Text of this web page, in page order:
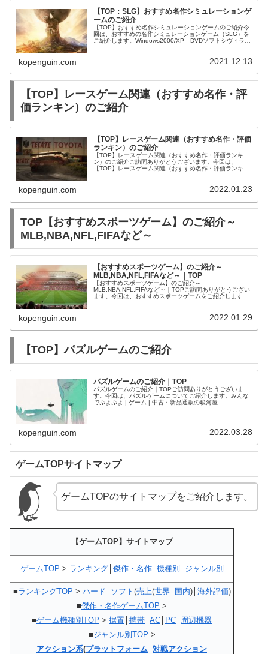
【TOP：SLG】おすすめ名作シミュレーションゲ
ームのご紹介
【TOP】おすすめ名作シミュレーションゲームのご紹介今
回は、おすすめの名作シミュレーションゲーム（SLG）を
ご紹介します。Windows2000/XP DVDソフトシヴィライ
kopenguin.com 2021.12.13
【TOP】レースゲーム関連（おすすめ名作・評
価ランキン）のご紹介
【TOP】レースゲーム関連（おすすめ名作・評価
ランキン）のご紹介
【TOP】レースゲーム関連（おすすめ名作・評価ランキ
ン）のご紹介ご訪問ありがとうございます。今回は、
【TOP】レースゲーム関連（おすすめ名作・評価ランキ
kopenguin.com 2022.01.23
TOP【おすすめスポーツゲーム】のご紹介～
MLB,NBA,NFL,FIFAなど～
【おすすめスポーツゲーム】のご紹介～
MLB,NBA,NFL,FIFAなど～｜TOP
【おすすめスポーツゲーム】のご紹介～
MLB,NBA,NFL,FIFAなど～｜TOPご訪問ありがとうござい
ます。今回は、おすすめスポーツゲームをご紹介します。
kopenguin.com 2022.01.29
【TOP】パズルゲームのご紹介
パズルゲームのご紹介｜TOP
パズルゲームのご紹介｜TOPご訪問ありがとうございま
す。今回は、パズルゲームについてご紹介します。みんな
でぷよぷよ | ゲーム | 中古・新品通販の駿河屋
kopenguin.com 2022.03.28
ゲームTOPサイトマップ
ゲームTOPのサイトマップをご紹介します。
【ゲームTOP】サイトマップ
ゲームTOP > ランキング│ 傑作・名作│ 機種別 ジャンル別
■ランキングTOP > ハード ソフト (売上(世界 国内)│ 海外評価)
■傑作・名作ゲームTOP >
■ゲーム機種別TOP > 据置 携帯 AC PC
周辺機器
■ジャンル別TOP >
アクション系(プラットフォーム 対戦アクション